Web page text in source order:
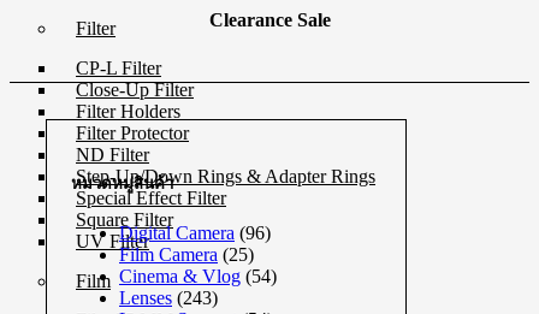
Filter
CP-L Filter
Close-Up Filter
Filter Holders
Filter Protector
ND Filter
Step-Up/Down Rings & Adapter Rings
Special Effect Filter
Square Filter
UV Filter
Film
Clearance Sale
หมวดหมู่สินค้า
Digital Camera (96)
Film Camera (25)
Cinema & Vlog (54)
Lenses (243)